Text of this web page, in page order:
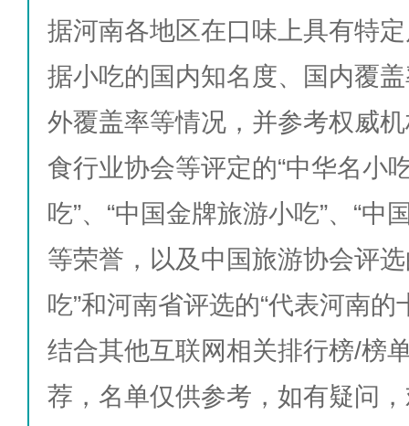
据河南各地区在口味上具有特
据小吃的国内知名度、国内覆
外覆盖率等情况，并参考权威
食行业协会等评定的“中华名小
吃”、“中国金牌旅游小吃”、“中
等荣誉，以及中国旅游协会评
吃”和河南省评选的“代表河南的
结合其他互联网相关排行榜/榜
荐，名单仅供参考，如有疑问